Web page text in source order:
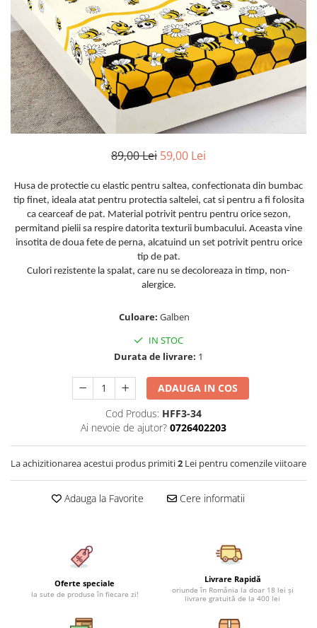
Cearceaf cu elastic
Cearceaf normal
Bumbac Satinat Superior
Cearceaf cu elastic
Cearceaf normal
Bumbac Satinat 3D
Cearceaf cu elastic 4 piese
Cearceaf normal 4 piese
Bumbac Tip Damasc
Cearceaf normal 4 piese
Cearceaf cu elastic 4 piese
Cearceaf normal 6 piese
Cearceaf cu elastic 6 piese
Cearceaf cu elastic
Lenjerii Pufoase Fluffy/ Rabbit
Bumbac Neted Nesatinat
Bumbac 100% Poplin Hobby
Lenjerii Matase
Lenjerii pentru PASTE
Set Lenjerie + Draperii Pat Dublu
Persoana
Bumbac Tip Finet 5D In Relief - 1
Persoana
Cearceaf cu elastic 4 piese
Cearceaf normal 4 piese
Set Lenjerie + Draperii 1 Persoana
Lenjerii Bumbac 100% - 1 Persoana
Paturi Cocolino Pentru Copii
Huse De Pat Damasc
Huse De Pat Damasc - 140x200cm
Huse De Pat Damasc - 160x200cm
Huse De Pat Damasc - 180x200cm
Huse De Pat Jersey Reiat
Cearceaf Pat + Fețe De Pernă
Huse De Pat Catifea / Topper
Huse De Pat Catifea / Topper -
160x200cm
Huse De Pat Catifea / Topper -
180x200cm
Huse Din Frotir
Huse De Pat Cocolino
Huse De Pat Cocolino Tricotate
Huse De Pat Tricotate 140x200cm
Huse De Pat Tricotate 180x200cm
Huse Impermeabile 160x200cm
89,00 Lei 59,00 Lei
Husa de protectie cu elastic pentru saltea, confectionata din bumbac
tip finet, ideala atat pentru protectia saltelei, cat si pentru a fi folosita
ca cearceaf de pat. Material potrivit pentru pentru orice sezon,
permitand pielii sa respire datorita texturii bumbacului. Aceasta vine
insotita de doua fete de perna, alcatuind un set potrivit pentru orice
tip de pat.
Culori rezistente la spalat, care nu se decoloreaza in timp, non-
alergice.
Culoare: Galben
IN STOC
Durata de livrare: 1
ADAUGA IN COS
Cod Produs: HFF3-34
Ai nevoie de ajutor? 0726402203
La achizitionarea acestui produs primiti2 Lei pentru comenzile viitoare
Adauga la Favorite Cere informatii
Oferte speciale
la sute de produse în fiecare zi!
Livrare Rapidă
oriunde în România la doar 18 lei și
livrare gratuită de la 400 lei